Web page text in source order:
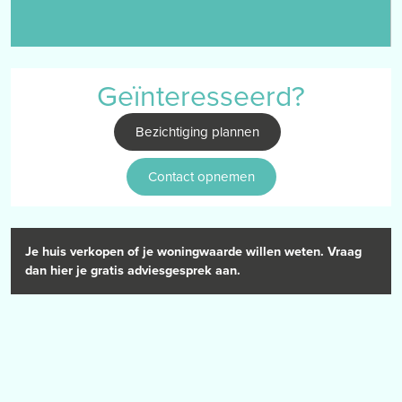
de zolder is aanwezig door een vaste trap naar de
vrijstaande stenen garage met achtergelegen berging en
voorgelegen oprit met carport. Tevens zijn de aansluitpunten van
het witgoed in de garage terug te vinden.
gazon, terras en moestuin.
BIJZONDERHEDEN
– het pand is gelegen uiterst gewilde locatie
Geïnteresseerd?
Bezichtiging plannen
Contact opnemen
Je huis verkopen of je woningwaarde willen weten. Vraag
dan hier je gratis adviesgesprek aan.